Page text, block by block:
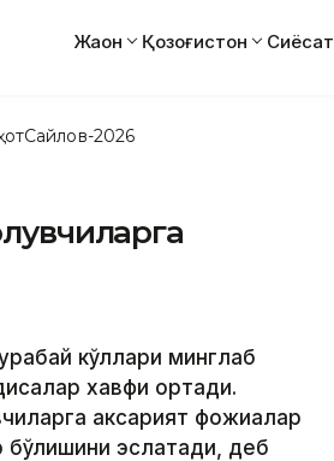
Жаҳон Қозоғистон Сиёсат
Сайлов-2026
кўллари минглаб
хавфи ортади.
аксарият фожиалар
бўлишини эслатади, деб